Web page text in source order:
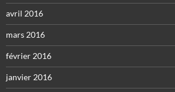
avril 2016
mars 2016
février 2016
janvier 2016